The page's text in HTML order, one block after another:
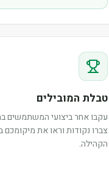
טבלת המובילים
עקבו אחר ביצועי המשתמשים
צברו נקודות וראו את
הקהילה.